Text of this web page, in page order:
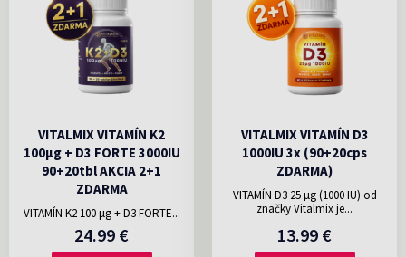
VITALMIX VITAMÍN K2
100µg + D3 FORTE 3000IU
90+20tbl AKCIA 2+1
ZDARMA
VITAMÍN K2 100 μg + D3 FORTE...
24.99 €
VITALMIX VITAMÍN D3
1000IU 3x (90+20cps
ZDARMA)
VITAMÍN D3 25 µg (1000 IU) od
značky Vitalmix je...
13.99 €